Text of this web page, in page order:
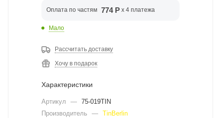
Оплата по частям 774 Р x 4 платежа
Мало
Рассчитать доставку
Хочу в подарок
Характеристики
Артикул — 75-019TIN
Производитель
— TinBerlin